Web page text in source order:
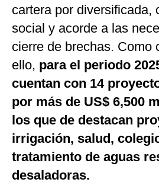
cartera por diversificada,
social y acorde a las
cierre de brechas. Como
ello, para el periodo
cuentan con 14
por más de US$ 6,500
los que de destacan
irrigación, salud,
tratamiento de aguas
desaladoras.